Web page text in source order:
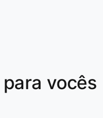
vocês